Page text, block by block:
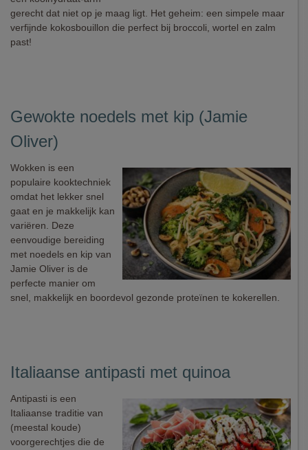
gerecht dat niet op je maag ligt. Het geheim: een simpele maar
verfijnde kokosbouillon die perfect bij broccoli, wortel en zalm
past!
Gewokte noedels met kip (Jamie
Oliver)
Wokken is een
populaire kooktechniek
omdat het lekker snel
gaat en je makkelijk kan
variëren. Deze
eenvoudige bereiding
met noedels en kip van
Jamie Oliver is de
perfecte manier om
snel, makkelijk en boordevol gezonde proteïnen te kokerellen.
Italiaanse antipasti met quinoa
Antipasti is een
Italiaanse traditie van
(meestal koude)
voorgerechtjes die de